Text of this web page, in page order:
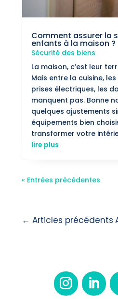
Comment assurer la
enfants à la maison ?
Sécurité des biens
La maison, c’est leur
Mais entre la cuisine,
prises électriques, les
manquent pas. Bonne
quelques ajustements
équipements bien
transformer votre
lire plus
« Entrées précédentes
← Articles précédents